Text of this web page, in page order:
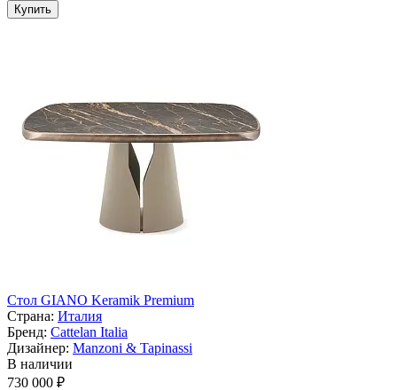
Купить
Стол GIANO Keramik Premium
Страна: Италия
Бренд: Cattelan Italia
Дизайнер: Manzoni & Tapinassi
В наличии
730 000 ₽